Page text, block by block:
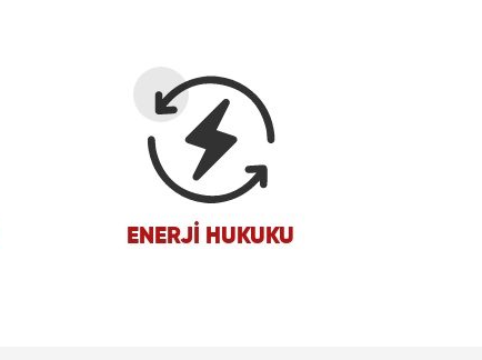
ENERJI HUKUKU